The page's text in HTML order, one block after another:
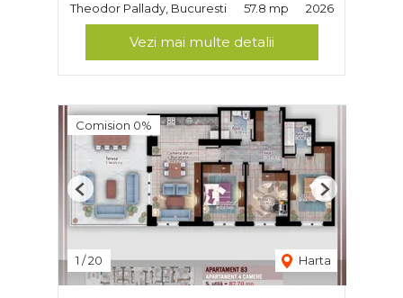
Theodor Pallady, Bucuresti
57.8 mp 2026
Vezi mai multe detalii
Comision 0%
1 /20 Harta
Previous Next